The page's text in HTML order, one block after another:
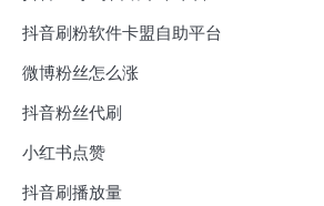
抖音刷粉软件卡盟自助平台
微博粉丝怎么涨
抖音粉丝代刷
小红书点赞
抖音刷播放量